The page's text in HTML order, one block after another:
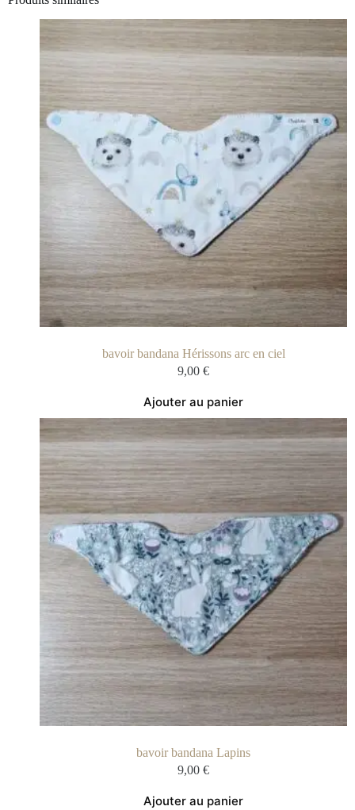
bavoir bandana Hérissons arc en ciel
9,00 €
Ajouter au panier
bavoir bandana Lapins
9,00 €
Ajouter au panier